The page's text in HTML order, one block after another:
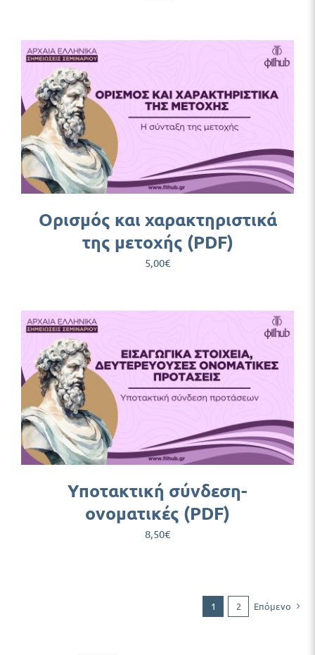
Ορισμός και χαρακτηριστικά
της μετοχής (PDF)
5,00€
Υποτακτική σύνδεση-
ονοματικές (PDF)
8,50€
1 2 Επόμενο